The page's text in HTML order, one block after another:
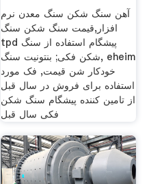
آهن سنگ شکن سنگ معدن نرم
افزار,قیمت سنگ شکن سنگ
tpd پیشگام استفاده از سنگ
شکن فکی; بنتونیت سنگ, eheim
خودکار شن قیمت, فک مورد
استفاده برای فروش در سال قبل
از تامین کننده پیشگام سنگ شکن
فکی سال قبل